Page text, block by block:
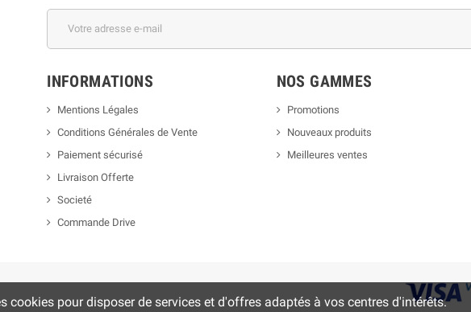
INFORMATIONS
Mentions Légales
Conditions Générales de Vente
Paiement sécurisé
Livraison Offerte
Societé
Commande Drive
NOS GAMMES
Promotions
Nouveaux produits
Meilleures ventes
pour disposer de services et d'offres adaptés à vos centres d'intérêts.